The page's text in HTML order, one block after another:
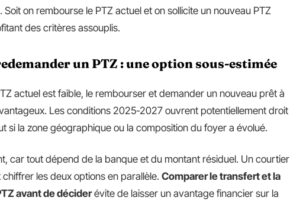
on rembourse le PTZ actuel et on sollicite un nouveau PTZ
des critères assouplis.
un PTZ : une option sous-estimée
actuel est faible, le rembourser et demander un nouveau prêt à
Les conditions 2025-2027 ouvrent potentiellement droit
si la zone géographique ou la composition du foyer a évolué.
car tout dépend de la banque et du montant résiduel. Un courtier
les deux options en parallèle. Comparer le transfert et la
avant de déciderévite de laisser un avantage financier sur la